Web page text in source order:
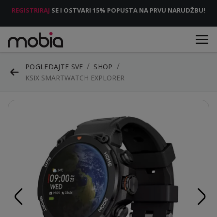
REGISTRIRAJ SE I OSTVARI 15% POPUSTA NA PRVU NARUDŽBU!
POGLEDAJTE SVE
SHOP
KSIX SMARTWATCH EXPLORER